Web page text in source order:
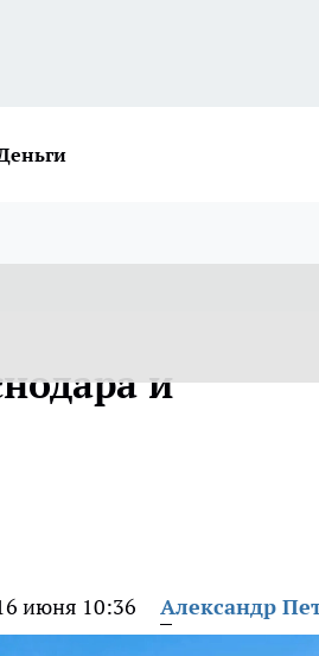
и
июня 10:36 Александр